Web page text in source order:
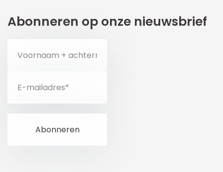
Abonneren op onze nieuwsbrief